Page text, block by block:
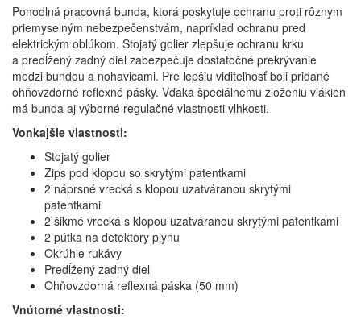
Pohodlná pracovná bunda, ktorá poskytuje ochranu proti rôznym
priemyselným nebezpečenstvám, napríklad ochranu pred
elektrickým oblúkom. Stojatý golier zlepšuje ochranu krku
a predĺžený zadný diel zabezpečuje dostatočné prekrývanie
medzi bundou a nohavicami. Pre lepšiu viditeľnosť boli pridané
ohňovzdorné reflexné pásky. Vďaka špeciálnemu zloženiu vlákien
má bunda aj výborné regulačné vlastnosti vlhkosti.
Vonkajšie vlastnosti:
Stojatý golier
Zips pod klopou so skrytými patentkami
2 náprsné vrecká s klopou uzatváranou skrytými
patentkami
2 šikmé vrecká s klopou uzatváranou skrytými patentkami
2 pútka na detektory plynu
Okrúhle rukávy
Predĺžený zadný diel
Ohňovzdorná reflexná páska (50 mm)
Vnútorné vlastnosti: